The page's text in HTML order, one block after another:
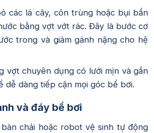
các lá cây, côn trùng hoặc bụi bẩn
bằng vợt vớt rác. Đây là bước cơ
trong và giảm gánh nặng cho hệ
vợt chuyên dụng có lưới mịn và gắn
dễ dàng tiếp cận mọi góc bể bơi.
và đáy bể bơi
bàn chải hoặc robot vệ sinh tự động